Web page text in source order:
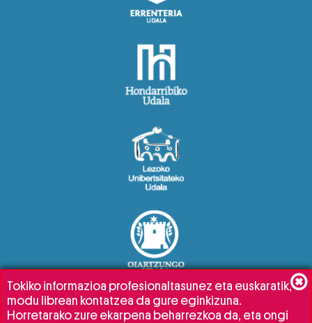
Tokiko informazioa profesionaltasunez eta euskaratik,
modu librean kontatzea da gure eginkizuna.
Horretarako zure ekarpena beharrezkoa da, eta ongi